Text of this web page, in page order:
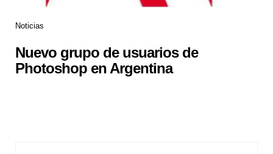
Noticias
Nuevo grupo de usuarios de
Photoshop en Argentina